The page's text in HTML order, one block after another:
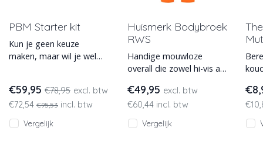
PBM Starter kit
Kun je geen keuze
maken, maar wil je wel
Standaard set,
€59,95 €78,95 excl. btw
€72,54 €95,53 incl. btw
Vergelijk
Huismerk Bodybroek
RWS
Handige mouwloze
overall die zowel hi-vis als
verkrijgbaar in een ruim
maatassortime
€49,95 excl. btw
€60,44 incl. btw
Vergelijk
Albatros.